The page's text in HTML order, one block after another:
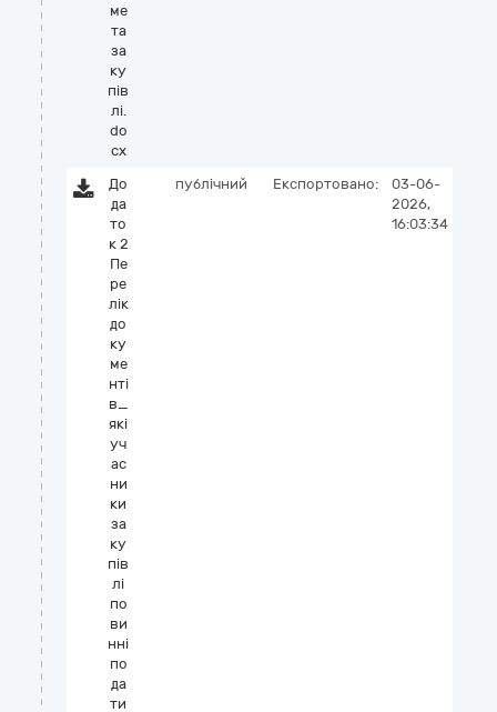
ме
та
за
ку
пів
лі.
do
cx
До
да
то
к 2
Пе
ре
лік
до
ку
ме
нті
в_
які
уч
ас
ни
ки
за
ку
пів
лі
по
ви
нні
по
да
ти
публічний Експортовано:
03-06-
2026,
16:03:34